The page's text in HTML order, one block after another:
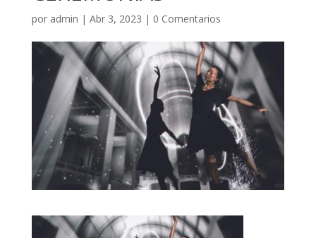
por admin | Abr 3, 2023 | 0 Comentarios